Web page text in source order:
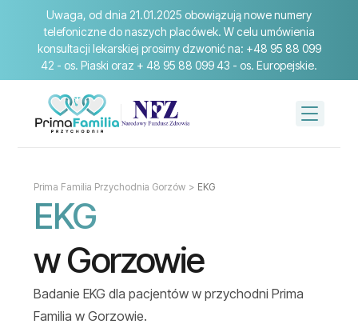
Uwaga, od dnia 21.01.2025 obowiązują nowe numery
telefoniczne do naszych placówek. W celu umówienia
konsultacji lekarskiej prosimy dzwonić na: +48 95 88 099
42 - os. Piaski oraz + 48 95 88 099 43 - os. Europejskie.
Prima Familia Przychodnia Gorzów > EKG
EKG
w Gorzowie
Badanie EKG dla pacjentów w przychodni Prima
Familia w Gorzowie.